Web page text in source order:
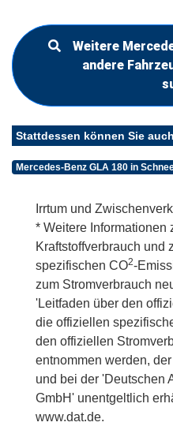
Weitere
andere
Stattdessen können Sie
Mercedes-Benz GLA 180 in
Irrtum und
* Weitere Informationen
Kraftstoffverbrauch und
spezifischen CO2-
zum Stromverbrauch
'Leitfaden über den
die offiziellen
den offiziellen
entnommen werden,
und bei der 'Deutschen
GmbH' unentgeltlich
www.dat.de.